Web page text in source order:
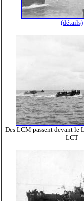
(détails)
Des LCM passent devant le
LCT